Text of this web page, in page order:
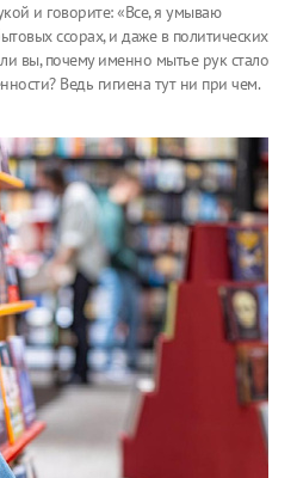
и говорите: «Все, я умываю
ссорах, и даже в политических
вы, почему именно мытье рук стало
Ведь гигиена тут ни при чем.